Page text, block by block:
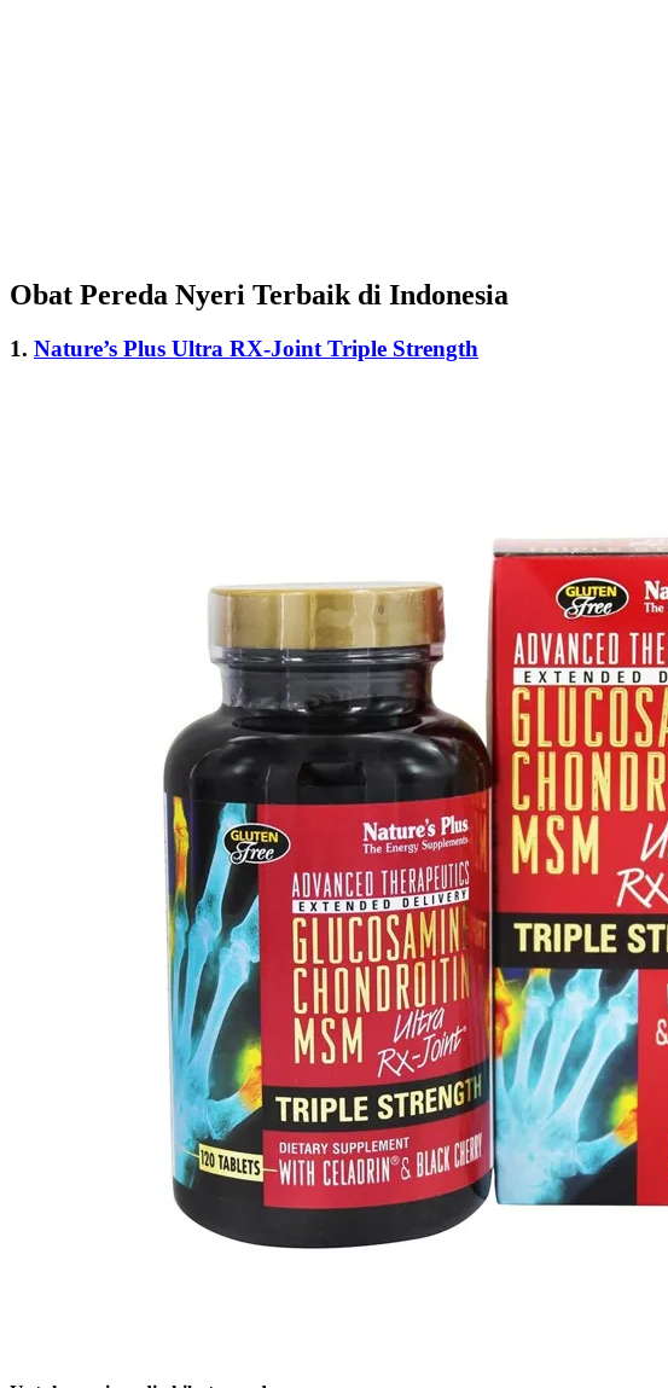
Obat Pereda Nyeri Terbaik di Indonesia
1. Nature’s Plus Ultra RX-Joint Triple Strength